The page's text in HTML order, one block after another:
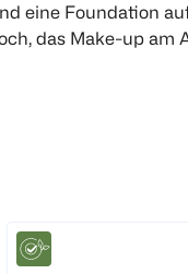
eine Foundation
das Make-up am